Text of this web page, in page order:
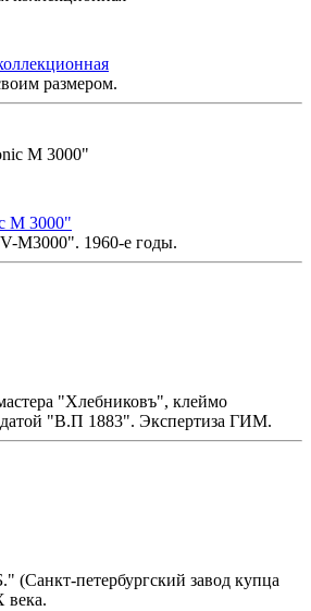
размером.
M 3000"
M3000". 1960-е годы.
"Хлебниковъ", клеймо
датой "В.П 1883". Экспертиза ГИМ.
(Санкт-петербургский завод купца
века.